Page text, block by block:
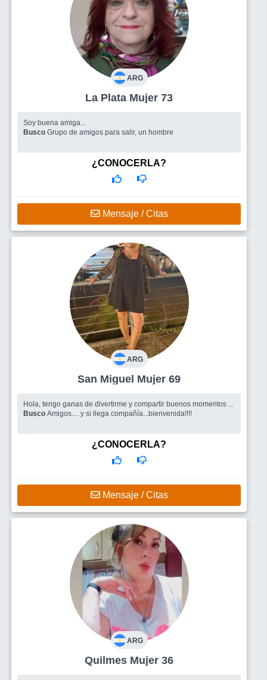
ARG
La Plata Mujer 73
Soy buena amiga...
Busco Grupo de amigos para salir, un hombre
¿CONOCERLA?
Mensaje / Citas
ARG
San Miguel Mujer 69
Hola, tengo ganas de divertirme y compartir buenos momentos ...
Busco Amigos.... y si llega compañía...bienvenida!!!!
¿CONOCERLA?
Mensaje / Citas
ARG
Quilmes Mujer 36